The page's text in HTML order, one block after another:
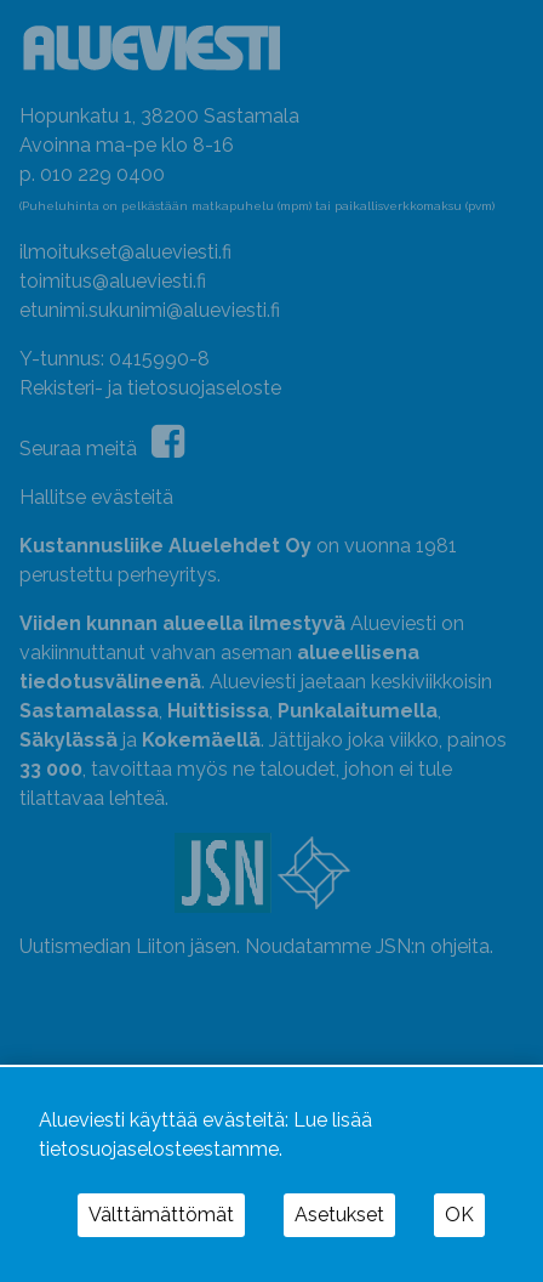
Hopunkatu 1, 38200 Sastamala
Avoinna ma-pe klo 8-16
p. 010 229 0400
(Puheluhinta on pelkästään matkapuhelu (mpm) tai paikallisverkkomaksu (pvm)
ilmoitukset@alueviesti.fi
toimitus@alueviesti.fi
etunimi.sukunimi@alueviesti.fi
Y-tunnus: 0415990-8
Rekisteri- ja tietosuojaseloste
Seuraa meitä
Hallitse evästeitä
Kustannusliike Aluelehdet Oy on vuonna 1981
perustettu perheyritys.
Viiden kunnan alueella ilmestyvä Alueviesti on
vakiinnuttanut vahvan aseman alueellisena
tiedotusvälineenä. Alueviesti jaetaan keskiviikkoisin
Sastamalassa, Huittisissa, Punkalaitumella,
Säkylässä ja Kokemäellä. Jättijako joka viikko, painos
33 000, tavoittaa myös ne taloudet, johon ei tule
tilattavaa lehteä.
Uutismedian Liiton jäsen. Noudatamme JSN:n ohjeita.
Alueviesti käyttää evästeitä: Lue lisää
tietosuojaselosteestamme.
Välttämättömät Asetukset OK